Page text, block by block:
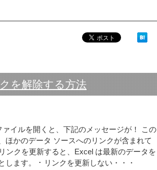
を解除する方法
ァイルを開くと、下記のメッセージが！ この
ほかのデータ ソースへのリンクが含まれて
ンクを更新すると、Excel は最新のデータを
します。 ･ リンクを更新しない・・・